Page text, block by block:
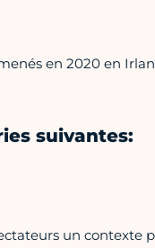
en 2020 en
suivantes:
un contexte